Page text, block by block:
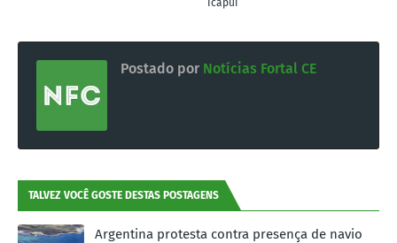
Icapuí
Postado por Notícias Fortal CE
TALVEZ VOCÊ GOSTE DESTAS POSTAGENS
Argentina protesta contra presença de navio